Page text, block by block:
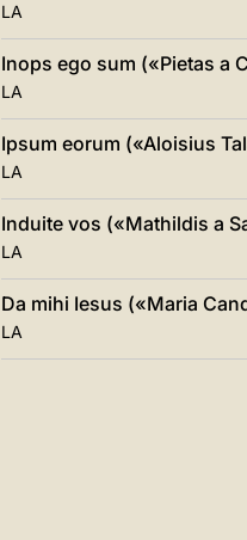
LA
Inops ego sum («Pietas a
LA
Ipsum eorum («Aloisius
LA
Induite vos («Mathildis a
LA
Da mihi Iesus («Maria
LA